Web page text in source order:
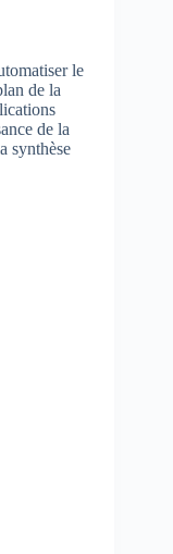
le
de la
de la
synthèse